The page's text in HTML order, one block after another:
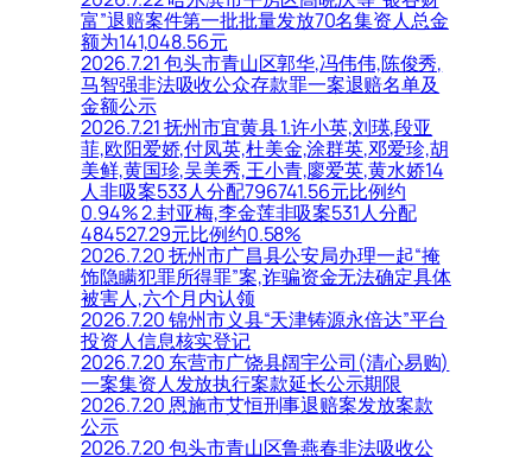
富”退赔案件第一批批量发放70名集资人总金
额为141,048.56元
2026.7.21 包头市青山区郭华,冯伟伟,陈俊秀,
马智强非法吸收公众存款罪一案退赔名单及
金额公示
2026.7.21 抚州市宜黄县 1.许小英,刘瑛,段亚
菲,欧阳爱娇,付凤英,杜美金,涂群英,邓爱珍,胡
美鲜,黄国珍,吴美秀,王小青,廖爱英,黄水娇14
人非吸案533人分配796741.56元比例约
0.94% 2.封亚梅,李金莲非吸案531人分配
484527.29元比例约0.58%
2026.7.20 抚州市广昌县公安局办理一起“掩
饰隐瞒犯罪所得罪”案,诈骗资金无法确定具体
被害人,六个月内认领
2026.7.20 锦州市义县“天津铸源永倍达”平台
投资人信息核实登记
2026.7.20 东营市广饶县阔宇公司(清心易购)
一案集资人发放执行案款延长公示期限
2026.7.20 恩施市艾恒刑事退赔案发放案款
公示
2026.7.20 包头市青山区鲁燕春非法吸收公